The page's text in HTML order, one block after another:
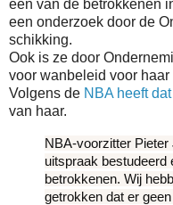
een van de betrokkenen
een onderzoek door de
schikking.
Ook is ze door
voor wanbeleid voor
Volgens de NBA heeft
van haar.
NBA-voorzitter Pieter
uitspraak bestudeerd
betrokkenen. Wij
getrokken dat er